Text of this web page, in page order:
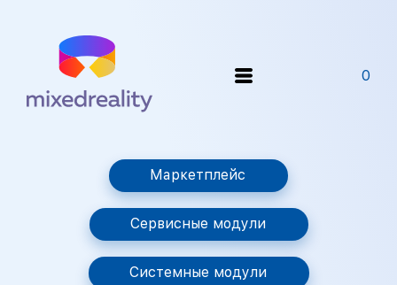
0
Маркетплейс
Сервисные модули
Системные модули